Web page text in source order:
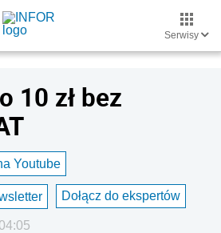
Serwisy
10 zł bez
Youtube
Dołącz do ekspertów